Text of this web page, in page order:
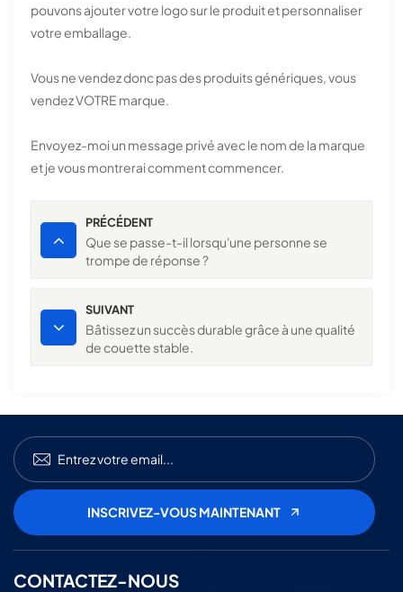
pouvons ajouter votre logo sur le produit et personnaliser
votre emballage.
Vous ne vendez donc pas des produits génériques, vous
vendez VOTRE marque.
Envoyez-moi un message privé avec le nom de la marque
et je vous montrerai comment commencer.
PRÉCÉDENT
Que se passe-t-il lorsqu'une personne se
trompe de réponse ?
SUIVANT
Bâtissez un succès durable grâce à une qualité
de couette stable.
CONTACTEZ-NOUS